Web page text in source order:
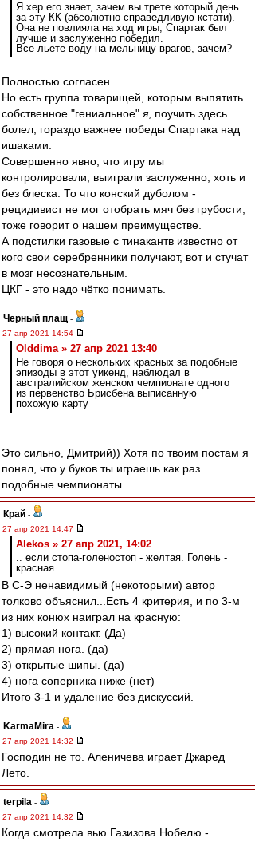
Я хер его знает, зачем вы трете который день
за эту КК (абсолютно справедливую кстати).
Она не повлияла на ход игры, Спартак был
лучше и заслуженно победил.
Все льете воду на мельницу врагов, зачем?
Полностью согласен.
Но есть группа товарищей, которым выпятить
собственное "гениальное" я, поучить здесь
болел, гораздо важнее победы Спартака над
ишаками.
Совершенно явно, что игру мы
контролировали, выиграли заслуженно, хоть и
без блеска. То что конский дуболом -
рецидивист не мог отобрать мяч без грубости,
тоже говорит о нашем преимуществе.
А подстилки газовые с тинакантв известно от
кого свои серебренники получают, вот и стучат
в мозг несознательным.
ЦКГ - это надо чётко понимать.
Черный плащ -
27 апр 2021 14:54
Olddima » 27 апр 2021 13:40
Не говоря о нескольких красных за подобные
эпизоды в этот уикенд, наблюдал в
австралийском женском чемпионате одного
из первенство Брисбена выписанную
похожую карту
Это сильно, Дмитрий)) Хотя по твоим постам я
понял, что у буков ты играешь как раз
подобные чемпионаты.
Край -
27 апр 2021 14:47
Alekos » 27 апр 2021, 14:02
.. если стопа-голеностоп - желтая. Голень -
красная...
В С-Э ненавидимый (некоторыми) автор
толково объяснил...Есть 4 критерия, и по 3-м
из них конюх наиграл на красную:
1) высокий контакт. (Да)
2) прямая нога. (да)
3) открытые шипы. (да)
4) нога соперника ниже (нет)
Итого 3-1 и удаление без дискуссий.
KarmaMira -
27 апр 2021 14:32
Господин не то. Аленичева играет Джаред
Лето.
terpila -
27 апр 2021 14:32
Когда смотрела вью Газизова Нобелю -